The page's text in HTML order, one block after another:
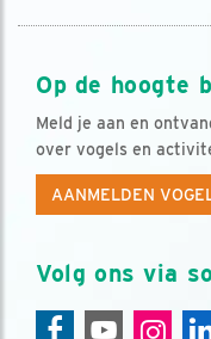
Op de hoogte
Meld je aan en
over vogels en
AANMELDEN
Volg ons via